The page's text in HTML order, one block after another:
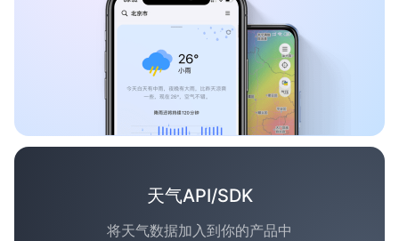
天气API/SDK
将天气数据加入到你的产品中